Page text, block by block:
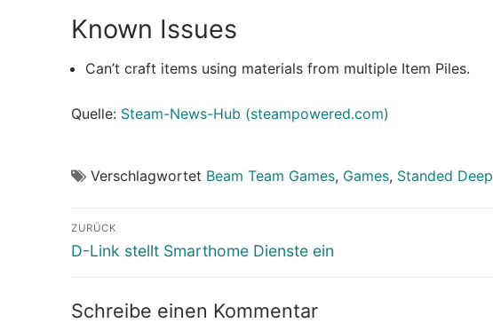
Known Issues
Can’t craft items using materials from multiple Item Piles.
Quelle: Steam-News-Hub (steampowered.com)
Verschlagwortet Beam Team Games, Games, Standed Deep
Beitragsnavigation
ZURÜCK
Vorheriger
D-Link stellt Smarthome Dienste ein
Schreibe einen Kommentar